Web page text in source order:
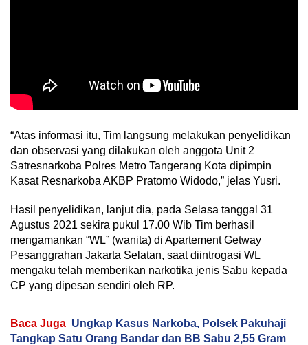
“Atas informasi itu, Tim langsung melakukan penyelidikan
dan observasi yang dilakukan oleh anggota Unit 2
Satresnarkoba Polres Metro Tangerang Kota dipimpin
Kasat Resnarkoba AKBP Pratomo Widodo,” jelas Yusri.
Hasil penyelidikan, lanjut dia, pada Selasa tanggal 31
Agustus 2021 sekira pukul 17.00 Wib Tim berhasil
mengamankan “WL” (wanita) di Apartement Getway
Pesanggrahan Jakarta Selatan, saat diintrogasi WL
mengaku telah memberikan narkotika jenis Sabu kepada
CP yang dipesan sendiri oleh RP.
Baca Juga Ungkap Kasus Narkoba, Polsek Pakuhaji
Tangkap Satu Orang Bandar dan BB Sabu 2,55 Gram